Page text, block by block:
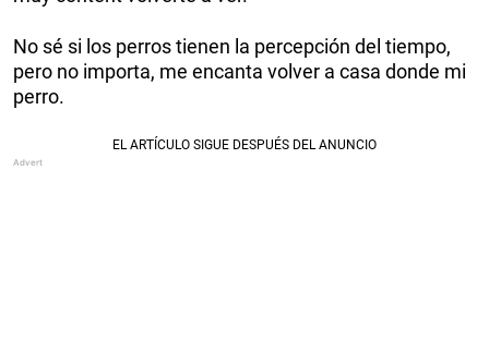
No sé si los perros tienen la percepción del tiempo,
pero no importa, me encanta volver a casa donde mi
perro.